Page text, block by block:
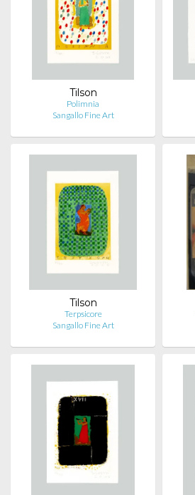
Tilson
Polimnia
Sangallo Fine Art
Tilson
Terpsicore
Sangallo Fine Art